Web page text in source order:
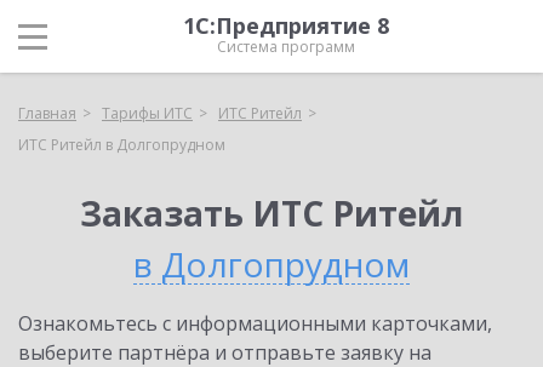
1С:Предприятие 8
Система программ
Главная Тарифы ИТС
ИТС Ритейл
ИТС Ритейл в Долгопрудном
Заказать ИТС Ритейл
в Долгопрудном
Ознакомьтесь с информационными карточками,
выберите партнёра и отправьте заявку на